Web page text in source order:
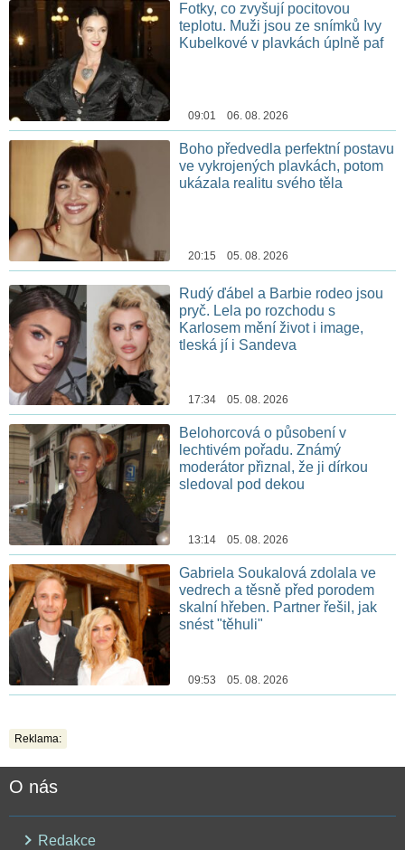
Fotky, co zvyšují pocitovou
teplotu. Muži jsou ze snímků Ivy
Kubelkové v plavkách úplně paf
09:01 06. 08. 2026
Boho předvedla perfektní postavu
ve vykrojených plavkách, potom
ukázala realitu svého těla
20:15 05. 08. 2026
Rudý ďábel a Barbie rodeo jsou
pryč. Lela po rozchodu s
Karlosem mění život i image,
tleská jí i Sandeva
17:34 05. 08. 2026
Belohorcová o působení v
lechtivém pořadu. Známý
moderátor přiznal, že ji dírkou
sledoval pod dekou
13:14 05. 08. 2026
Gabriela Soukalová zdolala ve
vedrech a těsně před porodem
skalní hřeben. Partner řešil, jak
snést "těhuli"
09:53 05. 08. 2026
Reklama:
O nás
Redakce